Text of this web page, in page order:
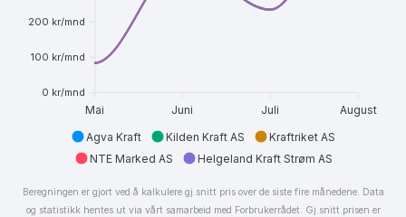
200 kr/mnd
100 kr/mnd
0 kr/mnd
Mai Juni Juli August
Agva Kraft Kilden Kraft AS
Kraftriket AS
NTE Marked AS
Helgeland Kraft Strøm AS
Beregningen er gjort ved å kalkulere gj.snitt pris over de siste fire månedene. Data
og statistikk hentes ut via vårt samarbeid med Forbrukerrådet. Gj.snitt prisen er